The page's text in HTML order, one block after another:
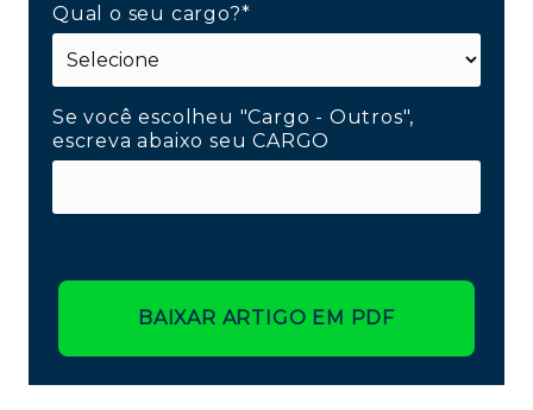
Qual o seu cargo?*
Se você escolheu "Cargo - Outros",
escreva abaixo seu CARGO
BAIXAR ARTIGO EM PDF